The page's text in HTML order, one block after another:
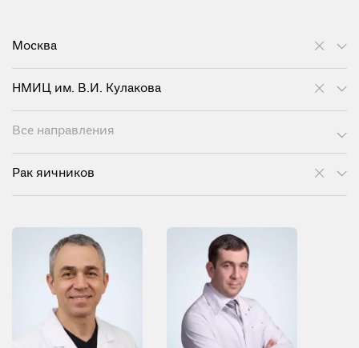
Москва
НМИЦ им. В.И. Кулакова
Все направления
Рак яичников